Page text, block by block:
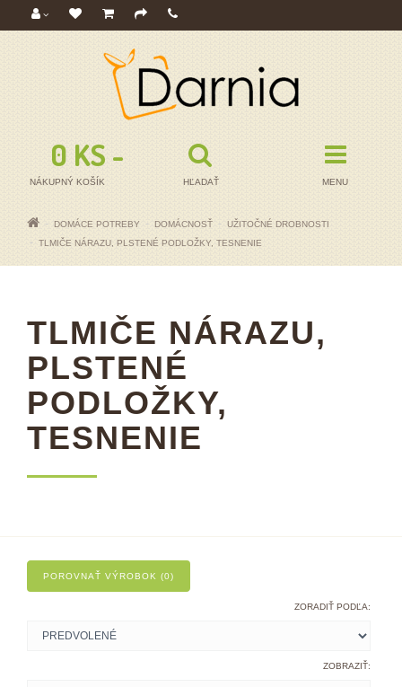
MENU
HĽADAŤ
0 KS - 0,00€
NÁKUPNÝ KOŠÍK
DOMÁCE POTREBY DOMÁCNOSŤ
UŽITOČNÉ DROBNOSTI
TLMIČE NÁRAZU, PLSTENÉ PODLOŽKY, TESNENIE
TLMIČE NÁRAZU,
PLSTENÉ
PODLOŽKY,
TESNENIE
POROVNAŤ VÝROBOK (0)
ZORADIŤ PODĽA:
ZOBRAZIŤ: